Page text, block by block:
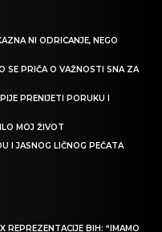
NI ODRICANJE, NEGO
SE PRIČA O VAŽNOSTI SNA ZA
PRENIJETI PORUKU I
MOJ ŽIVOT
I JASNOG LIČNOG PEČATA
REPREZENTACIJE BIH: “IMAMO